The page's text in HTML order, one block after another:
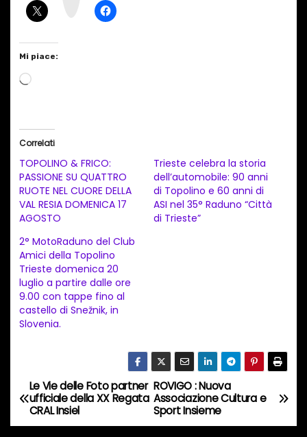
Mi piace:
C
a
m
e
t
o
i
n
c
s
o
…
Correlati
TOPOLINO & FRICO:
PASSIONE SU QUATTRO
RUOTE NEL CUORE DELLA
VAL RESIA DOMENICA 17
AGOSTO
Trieste celebra la storia
dell’automobile: 90 anni
di Topolino e 60 anni di
ASI nel 35° Raduno “Città
di Trieste”
2° MotoRaduno del Club
Amici della Topolino
Trieste domenica 20
luglio a partire dalle ore
9.00 con tappe fino al
castello di Snežnik, in
Slovenia.
N
a
ROVIGO : Nuova
Associazione Cultura e
Sport Insieme
Le Vie delle Foto partner
ufficiale della XX Regata
CRAL Insiel